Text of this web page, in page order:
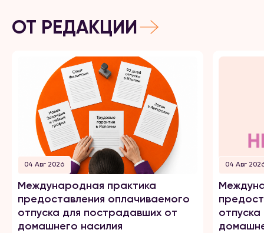
ОТ РЕДАКЦИИ
04 Авг 2026
Международная практика
предоставления оплачиваемого
отпуска для пострадавших от
домашнего насилия
04 Авг